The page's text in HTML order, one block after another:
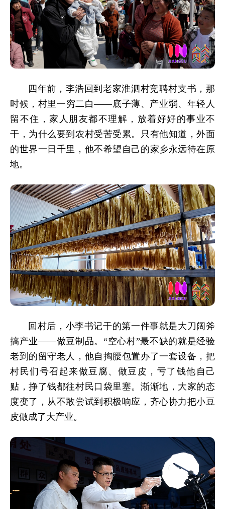
四年前，李浩回到老家淮泗村竞聘村支书，那
时候，村里一穷二白——底子薄、产业弱、年轻人
留不住，家人朋友都不理解，放着好好的事业不
干，为什么要到农村受苦受累。只有他知道，外面
的世界一日千里，他不希望自己的家乡永远待在原
地。
回村后，小李书记干的第一件事就是大刀阔斧
搞产业——做豆制品。“空心村”最不缺的就是经验
老到的留守老人，他自掏腰包置办了一套设备，把
村民们号召起来做豆腐、做豆皮，亏了钱他自己
贴，挣了钱都往村民口袋里塞。渐渐地，大家的态
度变了，从不敢尝试到积极响应，齐心协力把小豆
皮做成了大产业。